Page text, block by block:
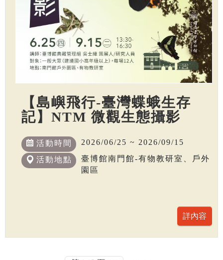
【島嶼飛行-臺灣蝶蛾生存
記】NTM 微觀生態攝影
活動時間 2026/06/25 ~ 2026/09/15
活動地點
臺博館南門館-有物教研室、戶外
園區